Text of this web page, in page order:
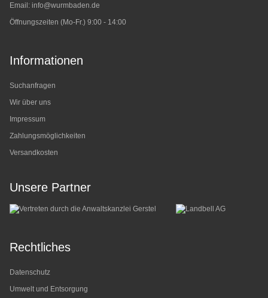
Email: info@wurmbaden.de
Öffnungszeiten (Mo-Fr.) 9:00 - 14:00
Informationen
Suchanfragen
Wir über uns
Impressum
Zahlungsmöglichkeiten
Versandkosten
Unsere Partner
Rechtliches
Datenschutz
Umwelt und Entsorgung